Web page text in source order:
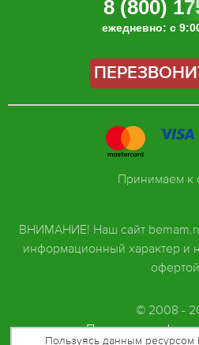
8 (800)
ежедневно: с
ВНИМАНИЕ! Наш сайт
информационный характер и
© 2008 -
Политика
Принимаем к
Пользуясь данным ресурсом